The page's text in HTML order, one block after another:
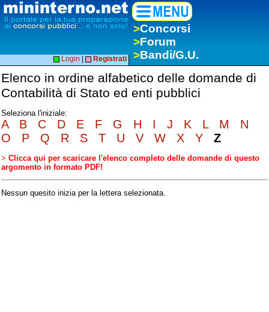
>Concorsi
>Forum
>Bandi/G.U.
Login Registrati
Elenco in ordine alfabetico delle domande di
Contabilità di Stato ed enti pubblici
Seleziona l'iniziale:
A B C D E F G H I J K L M
N
O
P Q R S T U V W X Y Z
> Clicca qui per scaricare l'elenco completo delle domande di questo
argomento in formato PDF!
Nessun quesito inizia per la lettera selezionata.